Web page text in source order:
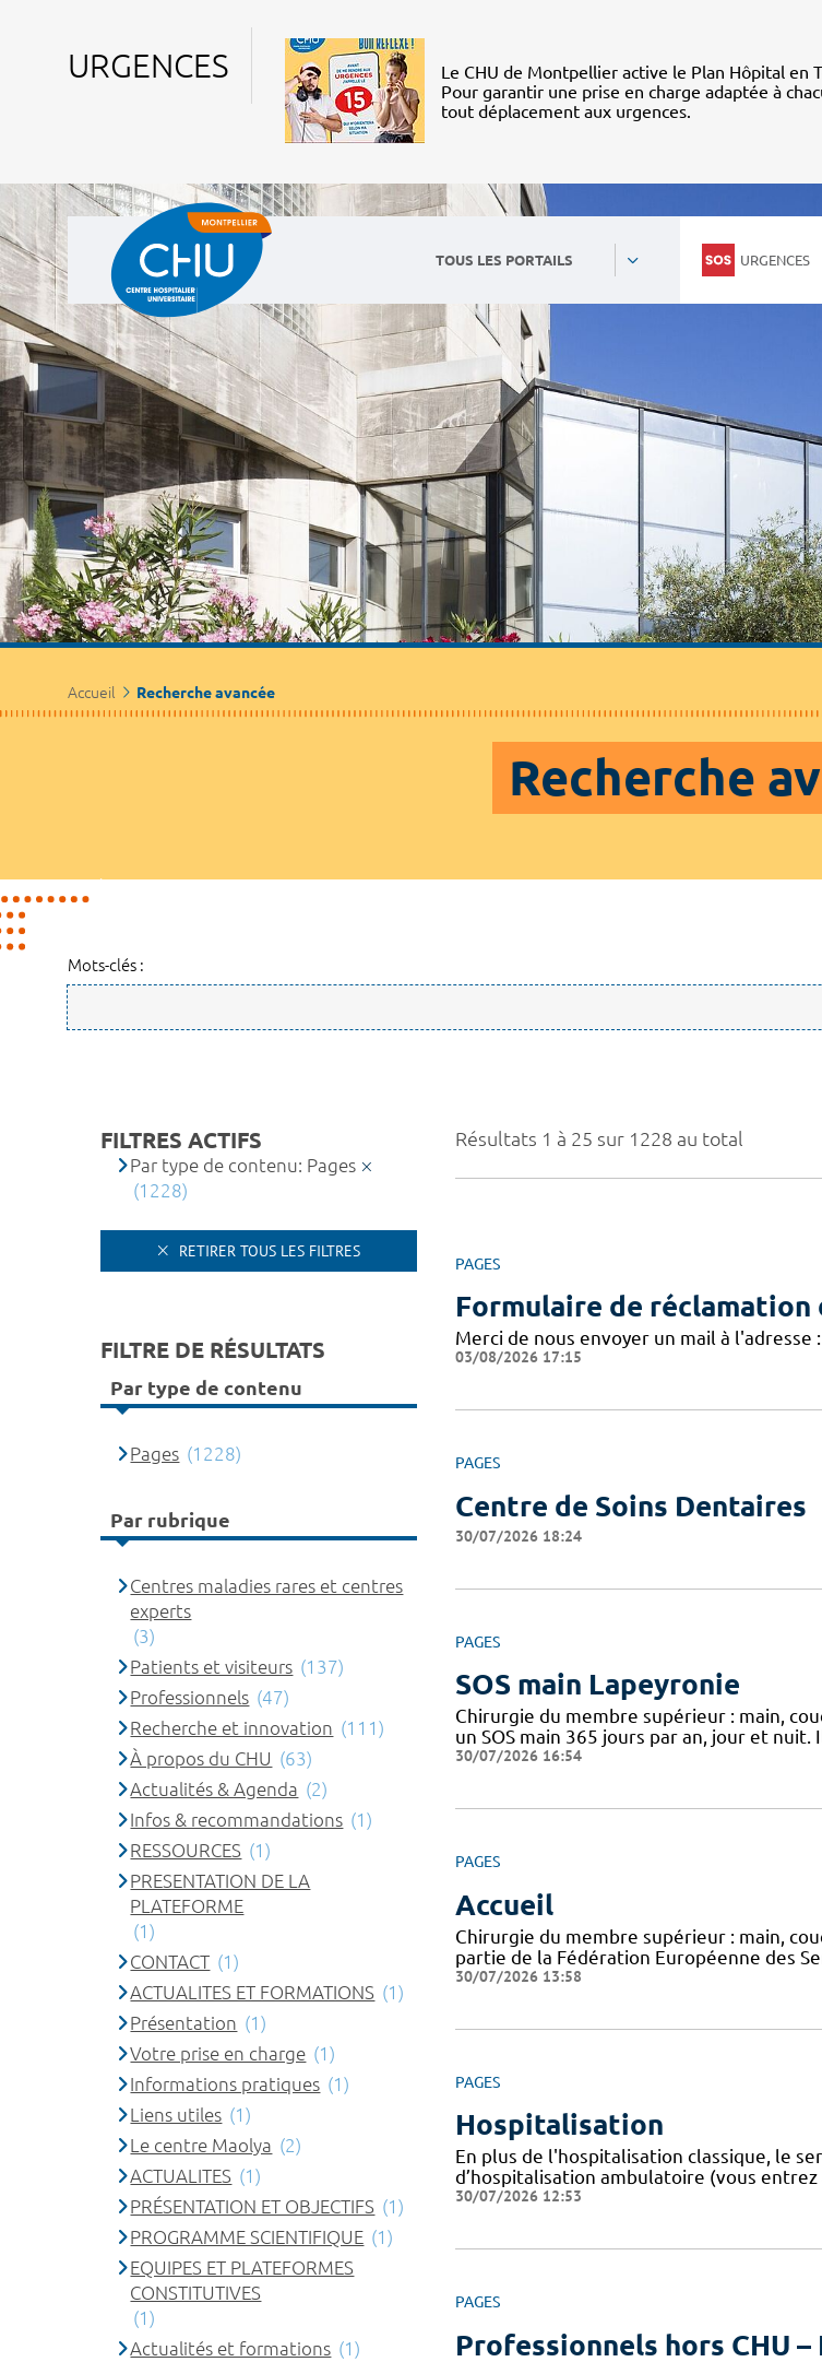
URGENCES
Le CHU de Montpellier active le Plan Hôpital en
Pour garantir une prise en charge adaptée à
tout déplacement aux urgences.
TOUS LES PORTAILS URGENCES
Accueil Recherche avancée
Recherche
Mots-clés :
Résultats 1 à 25 sur 1228 au total
PAGES
Formulaire de
Merci de nous envoyer un mail à
03/08/2026 17:15
PAGES
Centre de Soins Dentaires
30/07/2026 18:24
PAGES
SOS main Lapeyronie
Chirurgie du membre supérieur : main,
un SOS main 365 jours par an, jour et
30/07/2026 16:54
PAGES
Accueil
Chirurgie du membre supérieur : main,
partie de la Fédération Européenne des
30/07/2026 13:58
PAGES
Hospitalisation
En plus de l'hospitalisation classique, le
d’hospitalisation ambulatoire (vous
30/07/2026 12:53
PAGES
Professionnels hors CHU –
FILTRES ACTIFS
Par type de contenu: Pages
(1228)
RETIRER TOUS LES FILTRES
FILTRE DE RÉSULTATS
Par type de contenu
Pages (1228)
Par rubrique
Centres maladies rares et centres
experts
(3)
Patients et visiteurs (137)
Professionnels (47)
Recherche et innovation (111)
À propos du CHU (63)
Actualités & Agenda (2)
Infos & recommandations (1)
RESSOURCES (1)
PRESENTATION DE LA
PLATEFORME
(1)
CONTACT (1)
ACTUALITES ET FORMATIONS (1)
Présentation (1)
Votre prise en charge (1)
Informations pratiques (1)
Liens utiles (1)
Le centre Maolya (2)
ACTUALITES (1)
PRÉSENTATION ET OBJECTIFS (1)
PROGRAMME SCIENTIFIQUE (1)
EQUIPES ET PLATEFORMES
CONSTITUTIVES
(1)
Actualités et formations (1)